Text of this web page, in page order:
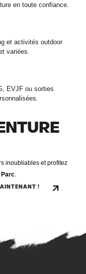
en toute confiance.
et activités outdoor
variées.
EVJF ou sorties
inoubliables et profitez
Parc
!